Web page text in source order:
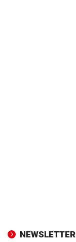
NEWSLETTER